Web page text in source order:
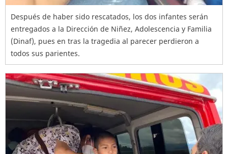
Después de haber sido rescatados, los dos infantes serán
entregados a la Dirección de Niñez, Adolescencia y Familia
(Dinaf), pues en tras la tragedia al parecer perdieron a
todos sus parientes.